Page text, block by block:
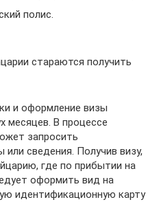
полис.
стараются получить
и оформление визы
месяцев. В процессе
запросить
сведения. Получив визу,
где по прибытии на
оформить вид на
идентификационную карту